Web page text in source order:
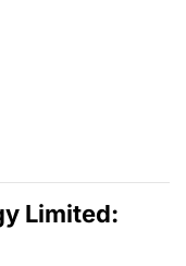
Limited: